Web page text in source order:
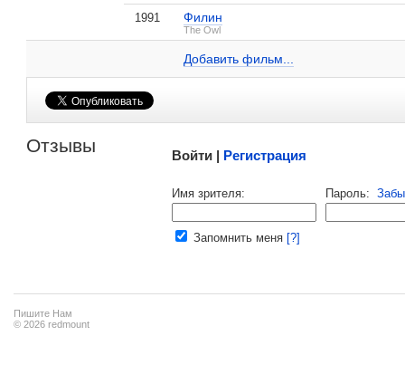
1991 Филин
The Owl
Добавить фильм...
Грегори Скотт Камминс на IMDB.com
Отзывы Войти | Регистрация
Имя зрителя: Пароль:
Запомнить меня [?]
Пишите Нам
© 2026 redmount